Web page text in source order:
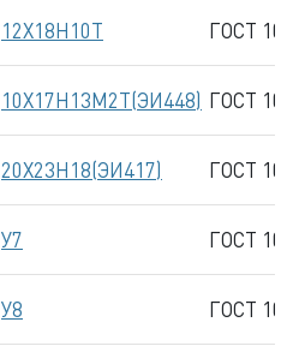
12Х18Н10Т ГОСТ
10Х17Н13М2Т(ЭИ448) ГОСТ
20Х23Н18(ЭИ417) ГОСТ
У7 ГОСТ
У8 ГОСТ